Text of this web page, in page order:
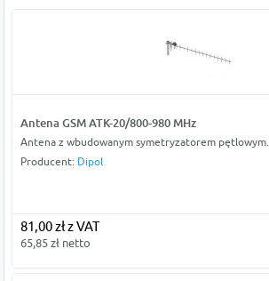
Antena GSM ATK-20/800-980 MHz
Antena z wbudowanym symetryzatorem pętlowym.
Producent: Dipol
81,00 zł z VAT
65,85 zł netto